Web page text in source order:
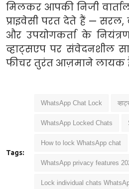
मिलकर आपकी निजी
प्राइवेसी परत देते हैं — सरल,
और उपयोगकर्ता के
व्हाट्सएप पर संवेदनशील
फीचर तुरंत आज़माने लायक
Tags:
WhatsApp Chat Lock
WhatsApp Locked Chats
How to lock WhatsApp chat
WhatsApp privacy features
Lock individual chats